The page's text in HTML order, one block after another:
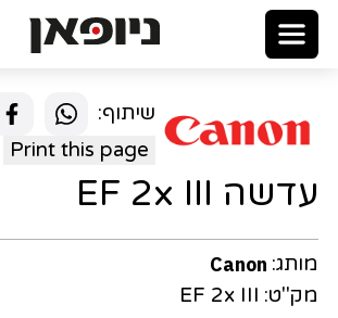
שיתוף:
Print this page
עדשה EF 2x III
מותג: Canon
מק"ט: EF 2x III